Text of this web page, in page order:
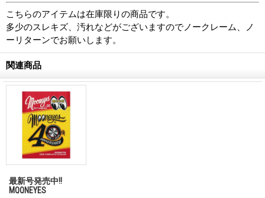
こちらのアイテムは在庫限りの商品です。
多少のスレキズ、汚れなどがございますのでノークレーム、ノ
ーリターンでお願いします。
関連商品
最新号発売中!!
MQQNEYES